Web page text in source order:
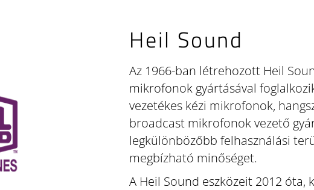
Heil Sound
Az 1966-ban létrehozott Heil
mikrofonok gyártásával
vezetékes kézi mikrofonok,
broadcast mikrofonok vezető
legkülönbözőbb felhasználási
megbízható minőséget.
A Heil Sound eszközeit 2012 óta,